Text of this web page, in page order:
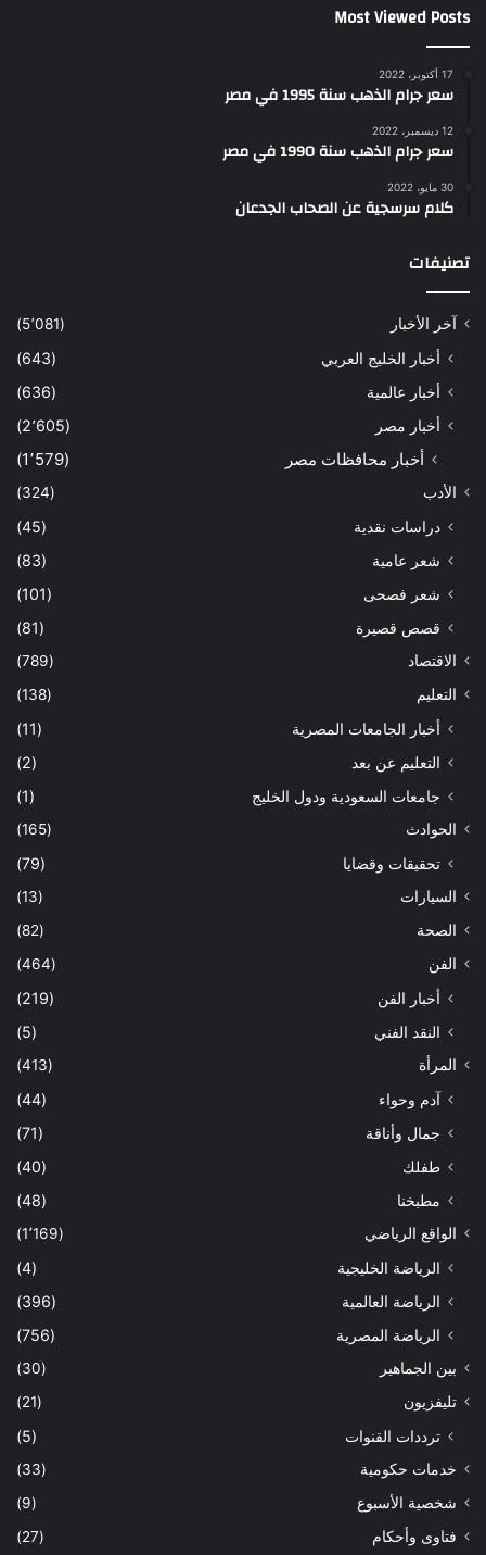
Most Viewed Posts
17 أكتوبر، 2022
سعر جرام الذهب سنة 1995 في مصر
12 ديسمبر، 2022
سعر جرام الذهب سنة 1990 في مصر
30 مايو، 2022
كلام سرسجية عن الصحاب الجدعان
تصنيفات
آخر الأخبار (5٬081)
أخبار الخليج العربي
(643)
أخبار عالمية
(636)
أخبار مصر
(2٬605)
أخبار محافظات مصر (1٬579)
الأدب (324)
دراسات نقدية
(45)
شعر عامية
(83)
شعر فصحى
(101)
قصص قصيرة
(81)
الاقتصاد
(789)
التعليم
(138)
أخبار الجامعات المصرية
(11)
التعليم عن بعد
(2)
جامعات السعودية ودول الخليج
(1)
الحوادث (165)
تحقيقات وقضايا (79)
السيارات
(13)
الصحة
(82)
الفن
(464)
أخبار الفن
(219)
النقد الفني
(5)
المرأة (413)
آدم وحواء
(44)
جمال وأناقة
(71)
طفلك
(40)
مطبخنا
(48)
الواقع الرياضي (1٬169)
الرياضة الخليجية
(4)
الرياضة العالمية
(396)
الرياضة المصرية
(756)
بين الجماهير
(30)
تليفزيون
(21)
ترددات القنوات (5)
خدمات حكومية
(33)
شخصية الأسبوع
(9)
فتاوى وأحكام
(27)